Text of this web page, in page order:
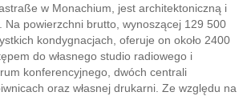
w Monachium, jest architektoniczną i
Na powierzchni brutto, wynoszącej 129 500
kondygnacjach, oferuje on około 2400
do własnego studio radiowego i
konferencyjnego, dwóch centrali
oraz własnej drukarni. Ze względu na